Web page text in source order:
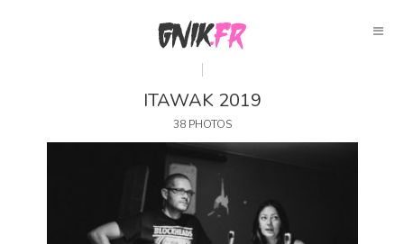
ITAWAK 2019
38 PHOTOS